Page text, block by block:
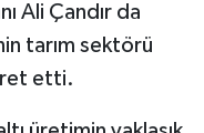
Ali Çandır da
tarım sektörü
etti.